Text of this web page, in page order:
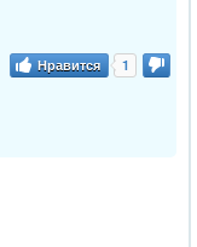
Нравится 1